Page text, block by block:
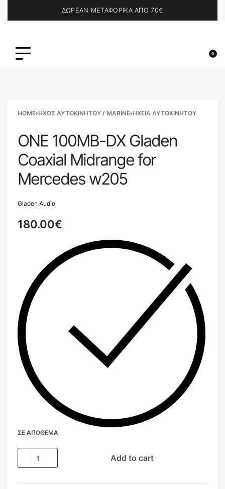
ΔΩΡΕΑΝ ΜΕΤΑΦΟΡΙΚΑ ΑΠΟ 70€
0
HOME›ΗΧΟΣ ΑΥΤΟΚΙΝΗΤΟΥ / MARINE›ΗΧΕΊΑ ΑΥΤΟΚΙΝΉΤΟΥ
ONE 100MB-DX Gladen
Coaxial Midrange for
Mercedes w205
Gladen Audio
180.00€
ΣΕ ΑΠΌΘΕΜΑ
Add to cart